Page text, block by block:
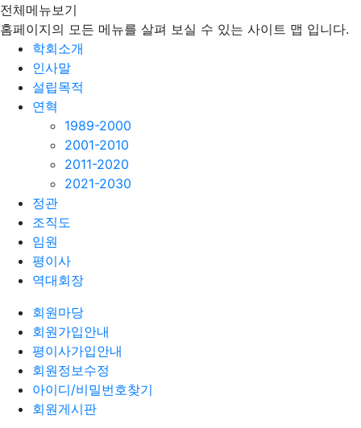
전체메뉴보기
홈페이지의 모든 메뉴를 살펴 보실 수 있는 사이트 맵 입니다.
학회소개
인사말
설립목적
연혁
1989-2000
2001-2010
2011-2020
2021-2030
정관
조직도
임원
평이사
역대회장
회원마당
회원가입안내
평이사가입안내
회원정보수정
아이디/비밀번호찾기
회원게시판